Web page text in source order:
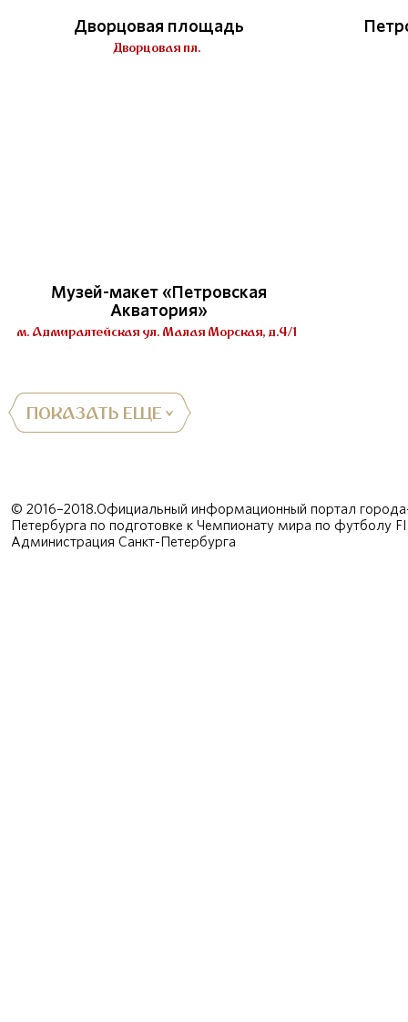
Дворцовая площадь
Дворцовая пл.
Музей-макет «Петровская
Акватория»
м. Адмиралтейская ул. Малая Морская, д.4/1
ПОКАЗАТЬ ЕЩЕ
© 2016–2018.Официальный информационный портал
Петербурга по подготовке к Чемпионату мира по футболу
Администрация Санкт-Петербурга